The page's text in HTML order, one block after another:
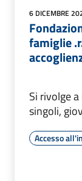
6 DICEMBRE
famiglie
Si rivolge
singoli,
Accesso